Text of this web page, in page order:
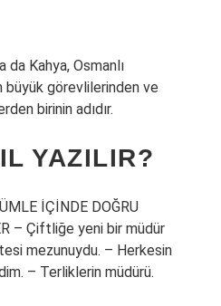
da Kahya, Osmanlı
büyük görevlilerinden ve
birinin adıdır.
YAZILIR?
İÇİNDE DOĞRU
– Çiftliğe yeni bir müdür
mezunuydu. – Herkesin
– Terliklerin müdürü.